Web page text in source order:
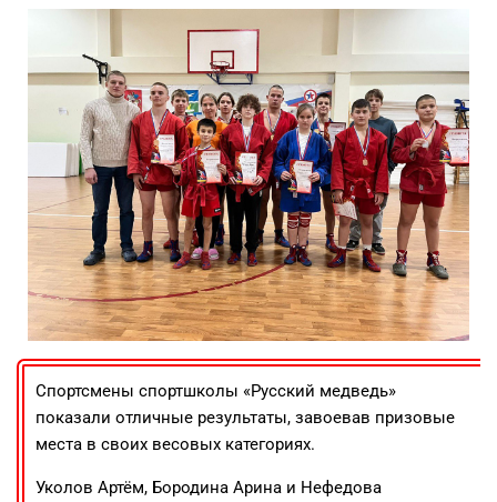
Спортсмены спортшколы «Русский медведь»
показали отличные результаты, завоевав призовые
места в своих весовых категориях.
Уколов Артём, Бородина Арина и Нефедова